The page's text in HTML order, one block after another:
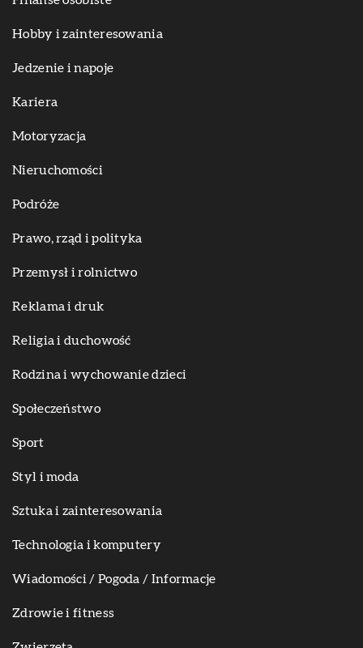
Hobby i zainteresowania
Jedzenie i napoje
Kariera
Motoryzacja
Nieruchomości
Podróże
Prawo, rząd i polityka
Przemysł i rolnictwo
Reklama i druk
Religia i duchowość
Rodzina i wychowanie dzieci
Społeczeństwo
Sport
Styl i moda
Sztuka i zainteresowania
Technologia i komputery
Wiadomości / Pogoda / Informacje
Zdrowie i fitness